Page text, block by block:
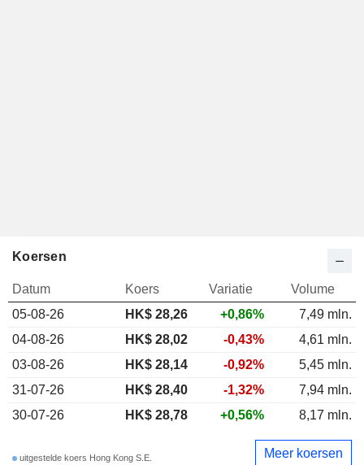
Koersen
Datum Koers Variatie
Volume
05-08-26
HK$ 28,26 +0,86%
7,49 mln.
04-08-26
HK$ 28,02 -0,43%
4,61 mln.
03-08-26
HK$ 28,14 -0,92%
5,45 mln.
31-07-26
HK$ 28,40 -1,32%
7,94 mln.
30-07-26
HK$ 28,78 +0,56% 8,17 mln.
uitgestelde koers Hong Kong S.E. Meer koersen